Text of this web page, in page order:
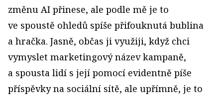
změnu AI přinese, ale podle mě je to
ve spoustě ohledů spíše přifouknutá bublina
a hračka. Jasně, občas ji využiji, když chci
vymyslet marketingový název kampaně,
a spousta lidí s její pomocí evidentně píše
příspěvky na sociální sítě, ale upřímně, je to